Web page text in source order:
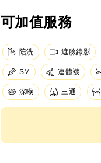
可加值服務
陪洗 遮臉錄影
SM 連體襪
深喉 三通